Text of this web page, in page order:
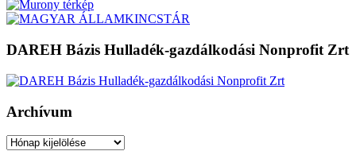
DAREH Bázis Hulladék-gazdálkodási Nonprofit Zrt
Archívum
Archívum